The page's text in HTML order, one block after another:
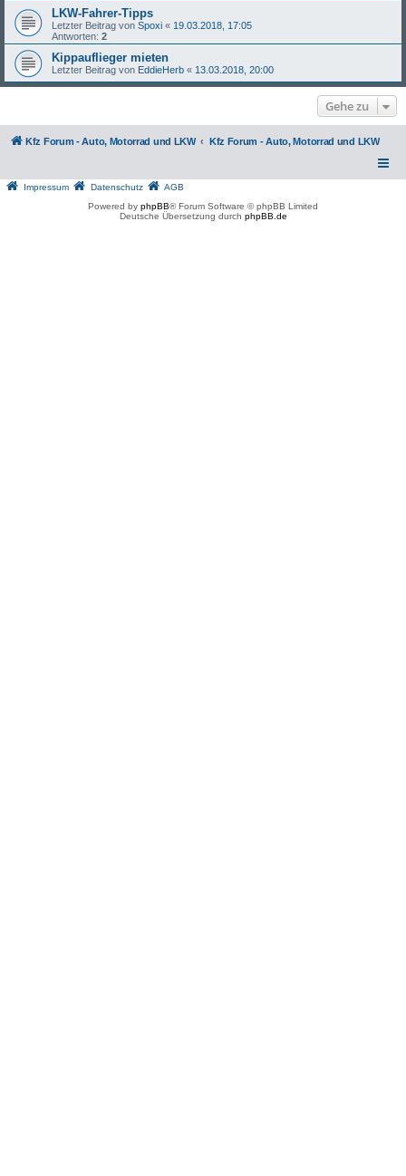
LKW-Fahrer-Tipps
Letzter Beitrag von Spoxi « 19.03.2018, 17:05
Antworten: 2
Kippauflieger mieten
Letzter Beitrag von EddieHerb « 13.03.2018, 20:00
Gehe zu
Kfz Forum - Auto, Motorrad und LKW Kfz Forum - Auto, Motorrad und LKW
Impressum Datenschutz
AGB
Powered by phpBB® Forum Software © phpBB Limited
Deutsche Übersetzung durch phpBB.de